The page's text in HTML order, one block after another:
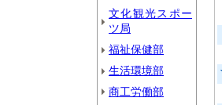
文化観光スポー
ツ局
福祉保健部
生活環境部
商工労働部